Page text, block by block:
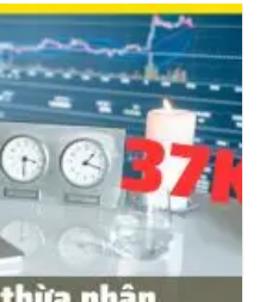
các sàn giao dịch...